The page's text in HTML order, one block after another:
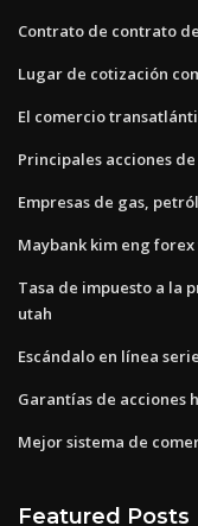
Contrato de contrato
Lugar de cotización
El comercio
Principales acciones
Empresas de gas,
Maybank kim eng
Tasa de impuesto a la
utah
Escándalo en línea
Garantías de acciones
Mejor sistema de
Featured Posts